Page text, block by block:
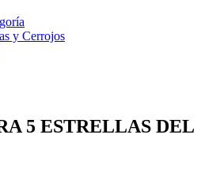
y Cerrojos
5 ESTRELLAS DEL